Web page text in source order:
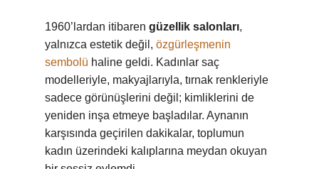
1960’lardan itibaren güzellik salonları,
yalnızca estetik değil, özgürleşmenin
sembolü haline geldi. Kadınlar saç
modelleriyle, makyajlarıyla, tırnak renkleriyle
sadece görünüşlerini değil; kimliklerini de
yeniden inşa etmeye başladılar. Aynanın
karşısında geçirilen dakikalar, toplumun
kadın üzerindeki kalıplarına meydan okuyan